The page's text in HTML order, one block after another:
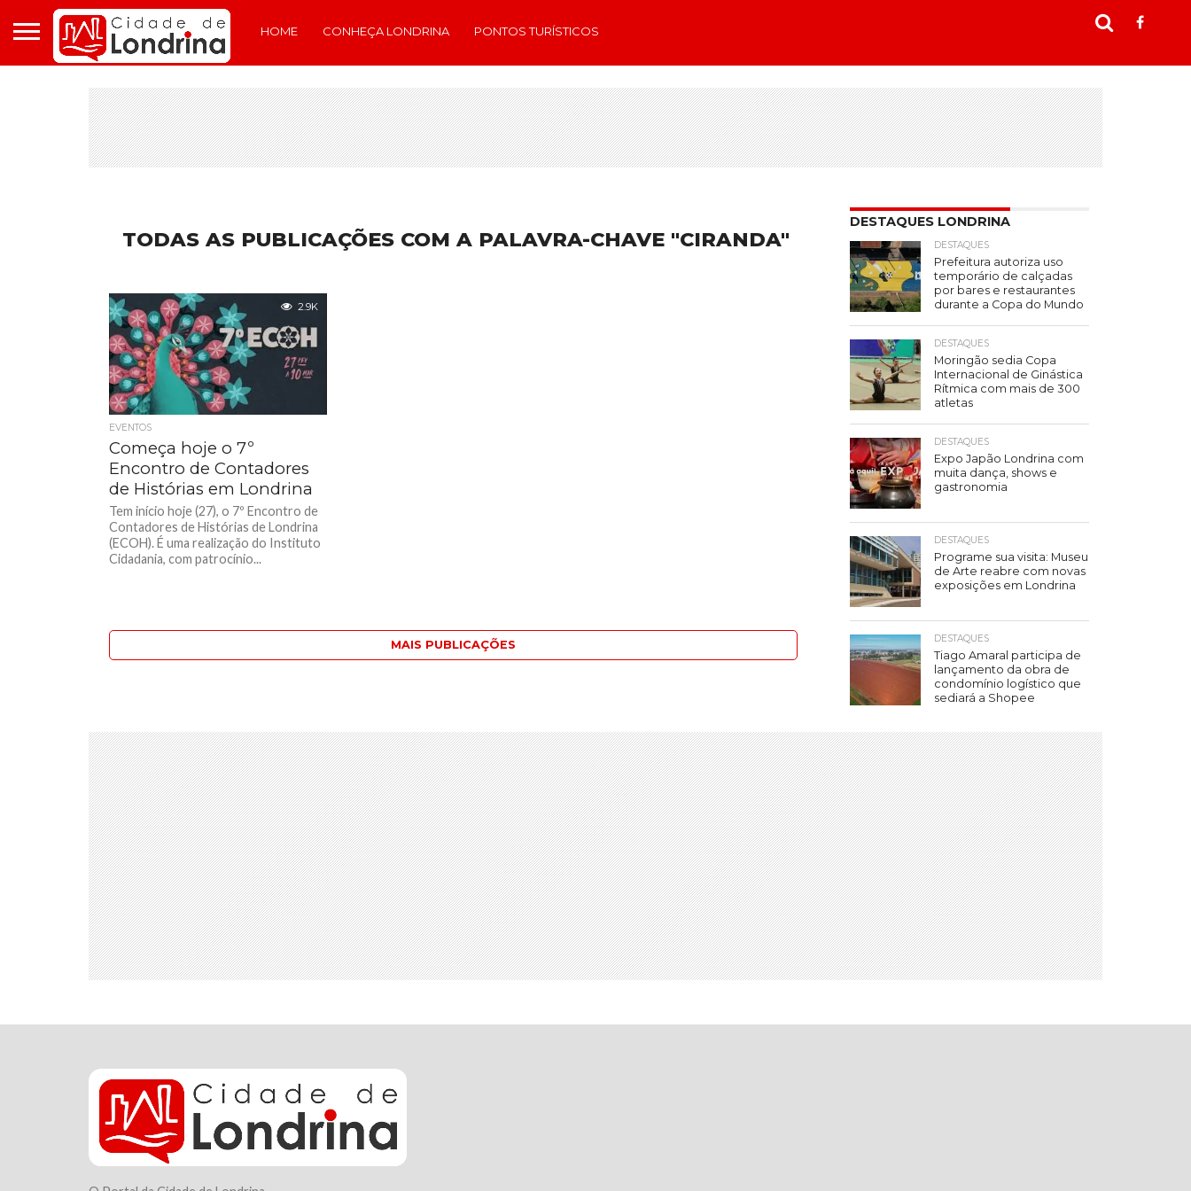
HOME CONHEÇA LONDRINA PONTOS TURÍSTICOS
TODAS AS PUBLICAÇÕES COM A PALAVRA-CHAVE "CIRANDA"
2.9K
EVENTOS
Começa hoje o 7º
Encontro de Contadores
de Histórias em Londrina
Tem início hoje (27), o 7º Encontro de
Contadores de Histórias de Londrina
(ECOH). É uma realização do Instituto
Cidadania, com patrocínio...
MAIS PUBLICAÇÕES
DESTAQUES LONDRINA
DESTAQUES
Prefeitura autoriza uso
temporário de calçadas
por bares e restaurantes
durante a Copa do Mundo
DESTAQUES
Moringão sedia Copa
Internacional de Ginástica
Rítmica com mais de 300
atletas
DESTAQUES
Expo Japão Londrina com
muita dança, shows e
gastronomia
DESTAQUES
Programe sua visita: Museu
de Arte reabre com novas
exposições em Londrina
DESTAQUES
Tiago Amaral participa de
lançamento da obra de
condomínio logístico que
sediará a Shopee